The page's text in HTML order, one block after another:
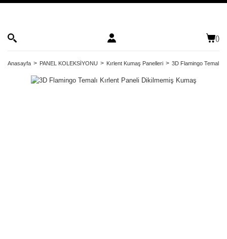
()
Anasayfa PANEL KOLEKSİYONU Kırlent Kumaş Panelleri 3D Flamingo Temalı